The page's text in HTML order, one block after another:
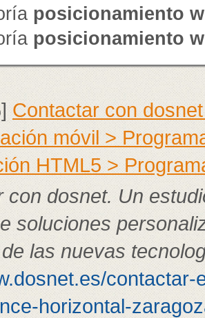
posicionamiento
posicionamiento
Contactar con
móvil >
HTML5 >
con dosnet. Un
soluciones
las nuevas
horizontal-